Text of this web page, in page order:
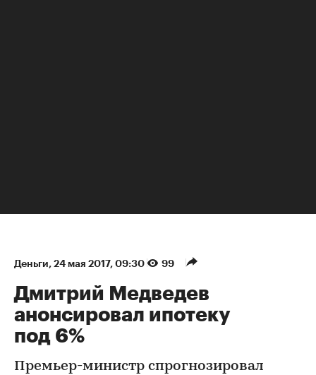
Деньги⁠, 24 мая 2017, 09:30 99
Дмитрий Медведев
анонсировал ипотеку
под 6%
Премьер-министр спрогнозировал